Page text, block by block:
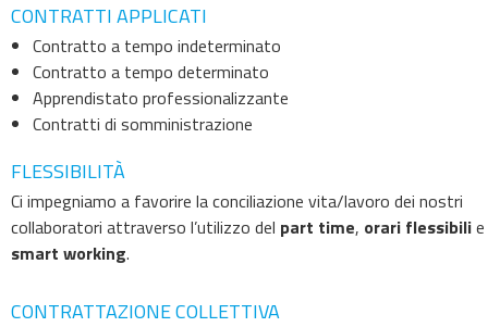
CONTRATTI APPLICATI
Contratto a tempo indeterminato
Contratto a tempo determinato
Apprendistato professionalizzante
Contratti di somministrazione
FLESSIBILITÀ
Ci impegniamo a favorire la conciliazione vita/lavoro dei nostri
collaboratori attraverso l’utilizzo del part time, orari flessibilie
smart working.
CONTRATTAZIONE COLLETTIVA